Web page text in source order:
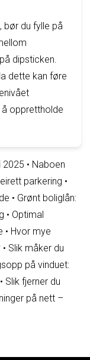
bør du fylle på
dipsticken.
dette kan føre
opprettholde
2025 • Naboen
parkering •
• Grønt boliglån:
• Optimal
• Hvor mye
• Slik måker du
på vinduet:
• Slik fjerner du
på nett –